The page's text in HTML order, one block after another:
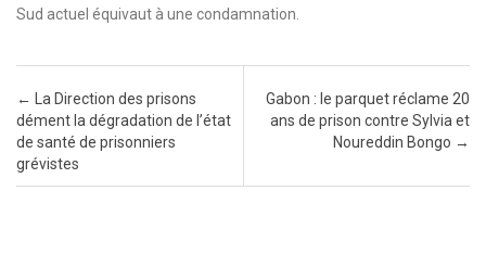
Sud actuel équivaut à une condamnation.
Post navigation
← La Direction des prisons
dément la dégradation de l’état
de santé de prisonniers
grévistes
Gabon : le parquet réclame 20
ans de prison contre Sylvia et
Noureddin Bongo →